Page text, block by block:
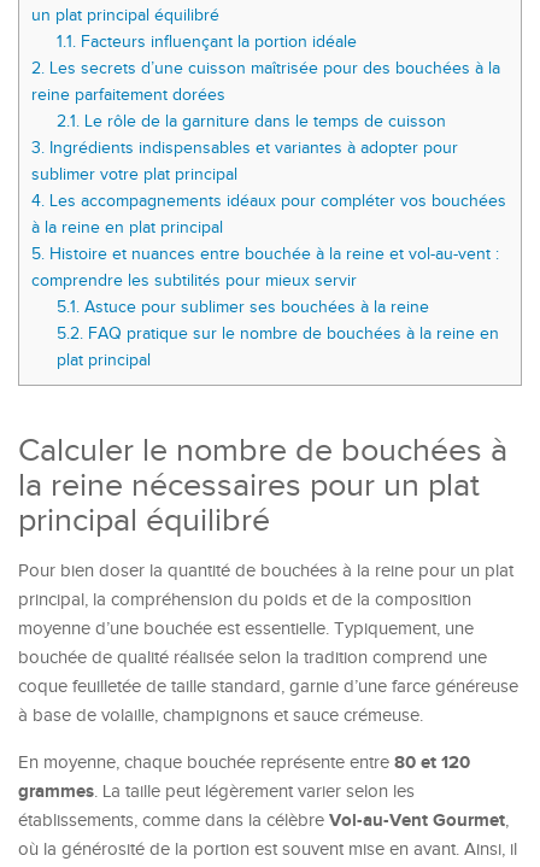
un plat principal équilibré
1.1. Facteurs influençant la portion idéale
2. Les secrets d’une cuisson maîtrisée pour des bouchées à la
reine parfaitement dorées
2.1. Le rôle de la garniture dans le temps de cuisson
3. Ingrédients indispensables et variantes à adopter pour
sublimer votre plat principal
4. Les accompagnements idéaux pour compléter vos bouchées
à la reine en plat principal
5. Histoire et nuances entre bouchée à la reine et vol-au-vent :
comprendre les subtilités pour mieux servir
5.1. Astuce pour sublimer ses bouchées à la reine
5.2. FAQ pratique sur le nombre de bouchées à la reine en
plat principal
Calculer le nombre de bouchées à
la reine nécessaires pour un plat
principal équilibré
Pour bien doser la quantité de bouchées à la reine pour un plat
principal, la compréhension du poids et de la composition
moyenne d’une bouchée est essentielle. Typiquement, une
bouchée de qualité réalisée selon la tradition comprend une
coque feuilletée de taille standard, garnie d’une farce généreuse
à base de volaille, champignons et sauce crémeuse.
En moyenne, chaque bouchée représente entre 80 et 120
grammes. La taille peut légèrement varier selon les
établissements, comme dans la célèbre Vol-au-Vent Gourmet,
où la générosité de la portion est souvent mise en avant. Ainsi, il